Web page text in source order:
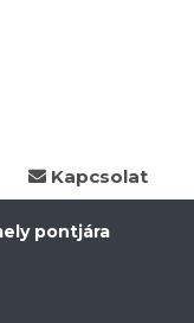
Kapcsolat
pontjára